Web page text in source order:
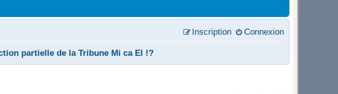
Connexion
Inscription
partielle de la Tribune Mi ca El !?